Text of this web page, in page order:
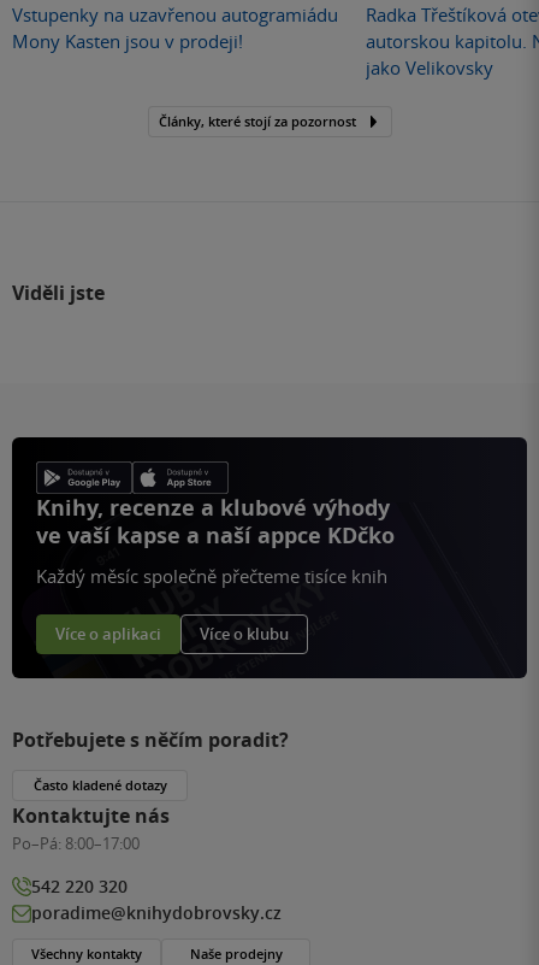
Vstupenky na uzavřenou autogramiádu
Mony Kasten jsou v prodeji!
Radka Třeštíková
autorskou kapitolu.
jako Velikovsky
Články, které stojí za pozornost
Viděli jste
Knihy, recenze a klubové výhody
ve vaší kapse a naší appce KDčko
Každý měsíc společně přečteme tisíce knih
Více o aplikaci Více o klubu
Potřebujete s něčím poradit?
Často kladené dotazy
Kontaktujte nás
Po–Pá: 8:00–17:00
542 220 320
poradime@knihydobrovsky.cz
Všechny kontakty Naše prodejny